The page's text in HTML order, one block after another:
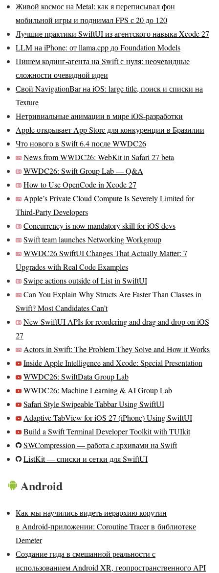
Живой космос на Metal: как я переписывал фон
мобильной игры и поднимал FPS с 20 до 120
Лучшие практики SwiftUI из агентского навыка Xcode 27
LLM на iPhone: от llama.cpp до Foundation Models
Пишем кодинг‑агента на Swift с нуля: неочевидные
сложности очевидной идеи
Свой NavigationBar на iOS: large title, поиск и списки на
Texture
Нетривиальные анимации в мире iOS-разработки
Apple открывает App Store для конкуренции в Бразилии
Что нового в Swift 6.4 после WWDC26
News from WWDC26: WebKit in Safari 27 beta
WWDC26: Swift Group Lab — Q&A
How to Use OpenCode in Xcode 27
Apple’s Private Cloud Compute Is Severely Limited for
Third-Party Developers
Concurrency is now mandatory skill for iOS devs
Swift team launches Networking Workgroup
WWDC26 SwiftUI Changes That Actually Matter: 7
Upgrades with Real Code Examples
Swipe actions outside of List in SwiftUI
Can You Explain Why Structs Are Faster Than Classes in
Swift? Most Candidates Can’t
New SwiftUI APIs for reordering and drag and drop on iOS
27
Actors in Swift: The Problem They Solve and How it Works
Inside Apple Intelligence and Xcode: Special Presentation
WWDC26: SwiftData Group Lab
WWDC26: Machine Learning & AI Group Lab
Safari Style Swipeable Tabbar Using SwiftUI
Adaptive TabView for iOS 27 (iPhone) Using SwiftUI
Build a Swift Terminal Developer Toolkit with TUIkit
SWCompression — работа с архивами на Swift
ListKit — списки и сетки для SwiftUI
Android
Как мы научились видеть иерархию корутин
в Android‑приложении: Coroutine Tracer в библиотеке
Demeter
Создание гида в смешанной реальности с
использованием Android XR, геопространственного API